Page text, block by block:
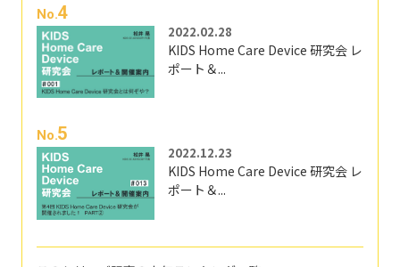
No.4
2022.02.28
KIDS Home Care Device 研究会 レ
ポート＆...
No.5
2022.12.23
KIDS Home Care Device 研究会 レ
ポート＆...